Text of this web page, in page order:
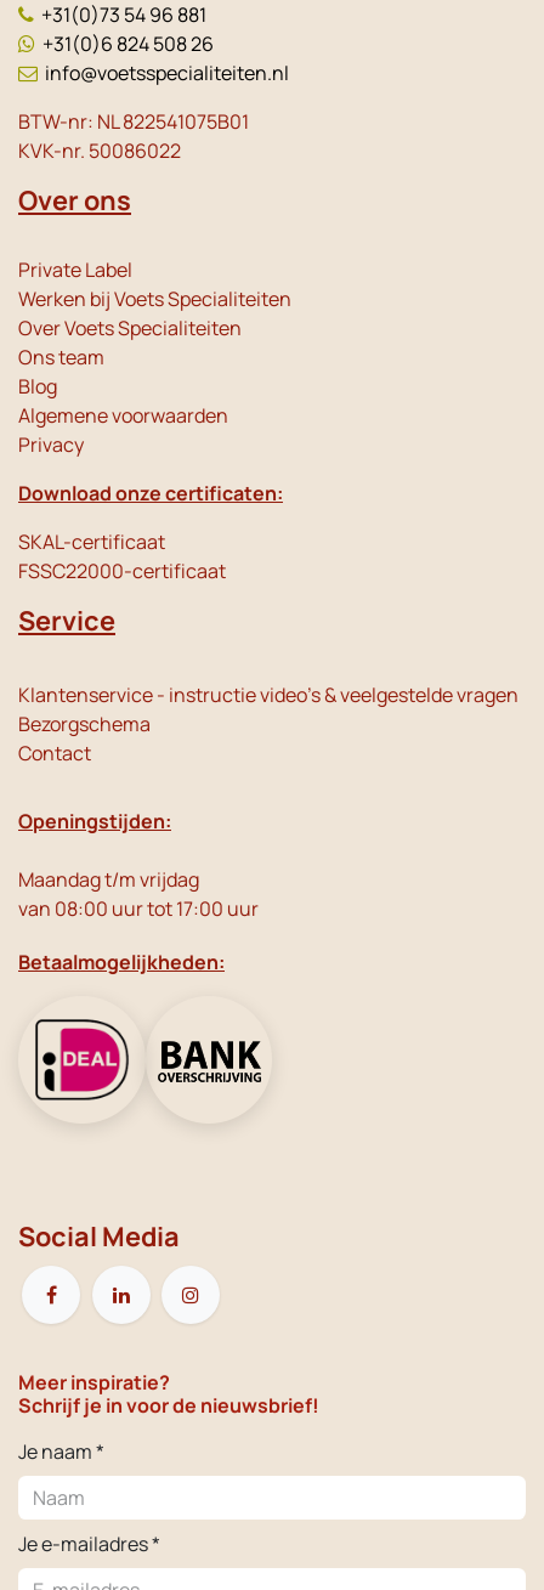
+31(0)73 54 96 881
+31(0)6 824 508 26
info@voetsspecialiteiten.nl
BTW-nr: NL 822541075B01
KVK-nr. 50086022
Over ons
Private Label
Werken bij Voets Specialiteiten
Over Voets Specialiteiten
Ons team
Blog
Algemene voorwaarden
Privacy
Download onze certificaten:
SKAL-certificaat
FSSC22000-certificaat
Service
Klantenservice - instructie video's & veelgestelde vragen
Bezorgschema
Contact
Openingstijden:
Maandag t/m vrijdag
van 08:00 uur tot 17:00 uur
Betaalmogelijkheden:
Social Media
Meer inspiratie?
Schrijf je in voor de nieuwsbrief!
Je naam *
Je e-mailadres *